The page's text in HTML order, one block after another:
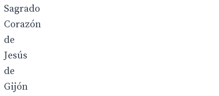
Sagrado
Corazón
de
Jesús
de
Gijón